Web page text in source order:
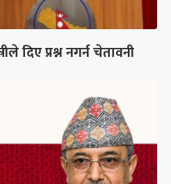
दिए प्रश्न नगर्न चेतावनी